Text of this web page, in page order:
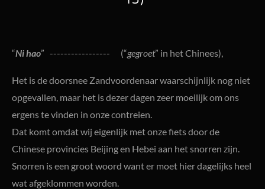
“Ni hao” ----------------- (“gegroet” in het Chinees),
Het is de doorsnee Zandvoordenaar waarschijnlijk nog niet
opgevallen, maar het is dezer dagen zeer moeilijk om ons
ergens te vinden in onze contreien.
Dat komt omdat wij eigenlijk met onze fiets door de
Chinese provincies Beijing en Hebei aan het snorren zijn.
Snorren is een groot woord want er moet hier dagelijks heel
wat afgeklommen worden.